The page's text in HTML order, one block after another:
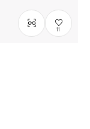
11